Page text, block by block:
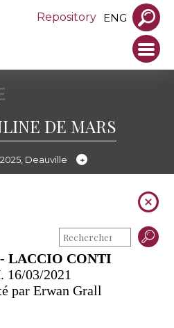
Repository ENG
DE MARS
Deauville
LACCIO CONTI
16/03/2021
par Erwan Grall